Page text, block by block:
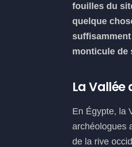
fouilles du
quelque
monticule de
La Vallée
En Égypte, la
archéologues
de la rive